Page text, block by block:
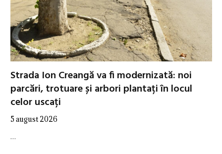
Strada Ion Creangă va fi modernizată: noi
parcări, trotuare și arbori plantați în locul
celor uscați
5 august 2026
…